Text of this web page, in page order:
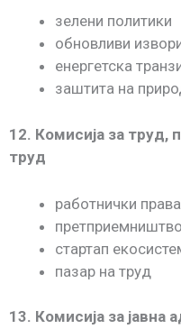
зелени политики
обновливи
енергетска
заштита на
12. Комисија за труд,
труд
работнички права
претприемништво
стартап
пазар на труд
13. Комисија за јавна